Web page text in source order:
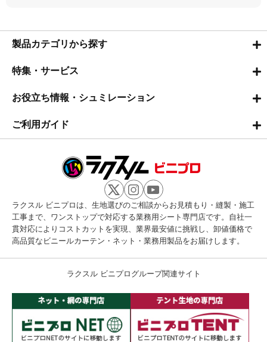
製品カテゴリから探す
特集・サービス
お役立ち情報・シュミレーション
ご利用ガイド
ラクスル ビニプロは、生地選びのご相談からお見積もり・縫製・施工
工事まで、ワンストップで対応する業務用シート専門店です。自社一
貫対応によりコストカットを実現、業界最安値に挑戦し、卸値価格で
高品質なビニールカーテン・ネット・業務用製品をお届けします。
ラクスル ビニプログループ関連サイト